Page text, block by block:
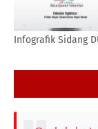
Infografik Sidang